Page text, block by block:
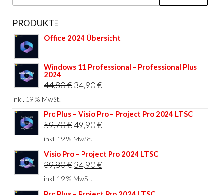
nach:
PRODUKTE
Office 2024 Übersicht
Windows 11 Professional – Professional Plus
2024
44,80€Ursprünglicher
war:
44,80 €
34,90€Aktueller
ist:
34,90 €.
inkl. 19 % MwSt.
Pro Plus – Visio Pro – Project Pro 2024 LTSC
59,70€Ursprünglicher
Preis
war:
59,70 €
49,90€Aktueller
ist:
49,90 €.
inkl. 19 % MwSt.
Visio Pro – Project Pro 2024 LTSC
39,80€Ursprünglicher
Preis
war:
34,90€Aktueller
ist:
inkl. 19 % MwSt.